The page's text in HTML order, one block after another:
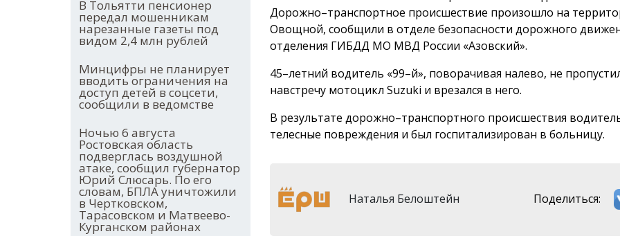
В Тольятти пенсионер
передал мошенникам
нарезанные газеты под
видом 2,4 млн рублей
Минцифры не планирует
вводить ограничения на
доступ детей в соцсети,
сообщили в ведомстве
Ночью 6 августа
Ростовская область
подверглась воздушной
атаке, сообщил губернатор
Юрий Слюсарь. По его
словам, БПЛА уничтожили
в Чертковском,
Тарасовском и Матвеево-
Курганском районах
Дорожно–транспортное происшествие произошло на
Овощной, сообщили в отделе безопасности дорожного
отделения ГИБДД МО МВД России «Азовский».
45–летний водитель «99–й», поворачивая налево, не
навстречу мотоцикл Suzuki и врезался в него.
В результате дорожно–транспортного происшествия
телесные повреждения и был госпитализирован в больницу.
Наталья Белоштейн Поделиться: